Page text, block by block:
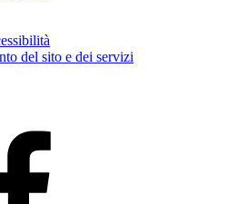
del sito e dei servizi